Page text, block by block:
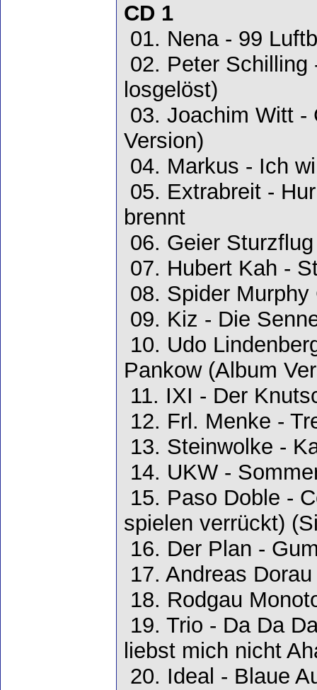
CD 1
01. Nena - 99
02. Peter Schilling
losgelöst)
03. Joachim Witt -
Version)
04. Markus - Ich
05. Extrabreit -
brennt
06. Geier
07. Hubert Kah -
08. Spider
09. Kiz - Die
10. Udo
Pankow (Album
11. IXI - Der
12. Frl. Menke -
13. Steinwolke -
14. UKW -
15. Paso Doble -
spielen verrückt)
16. Der Plan -
17. Andreas
18. Rodgau
19. Trio - Da Da
liebst mich nicht
20. Ideal - Blaue